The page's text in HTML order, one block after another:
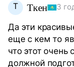
Т Ткен 3
Да эти
еще с кем то
что этот
должной